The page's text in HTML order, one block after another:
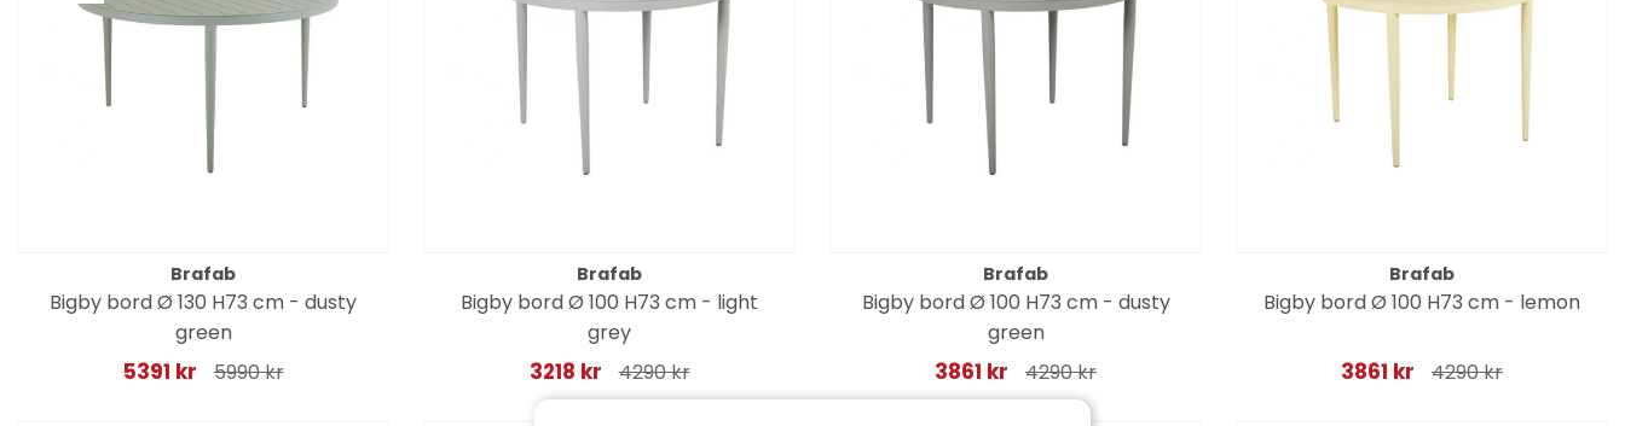
Brafab
Bigby bord Ø 130 H73 cm - dusty
green
5391 kr 5990 kr
Brafab
Bigby bord Ø 100 H73 cm - light
grey
3218 kr 4290 kr
Brafab
Bigby bord Ø 100 H73 cm - dusty
green
3861 kr 4290 kr
Brafab
Bigby bord Ø 100 H73 cm - lemon
3861 kr 4290 kr